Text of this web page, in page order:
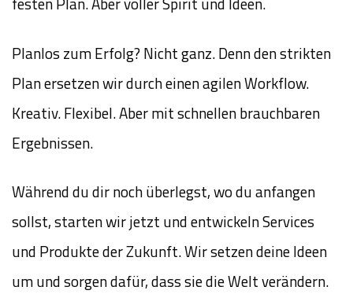
Planlos zum Erfolg? Nicht ganz. Denn den strikten
Plan ersetzen wir durch einen agilen Workflow.
Kreativ. Flexibel. Aber mit schnellen brauchbaren
Ergebnissen.
Während du dir noch überlegst, wo du anfangen
sollst, starten wir jetzt und entwickeln Services
und Produkte der Zukunft. Wir setzen deine Ideen
um und sorgen dafür, dass sie die Welt verändern.